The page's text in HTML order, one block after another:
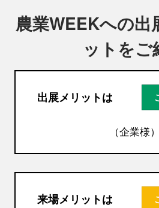
農業WEEKへの出
ットをご
出展メリットは
（企業様）
来場メリットは